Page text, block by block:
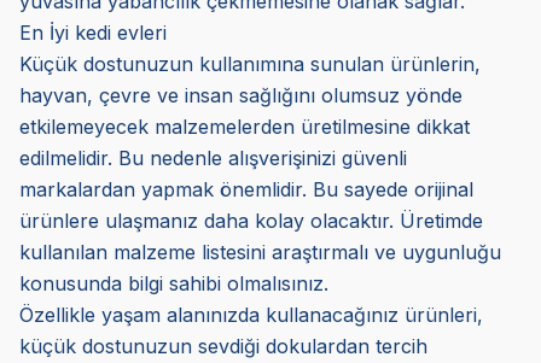
En İyi kedi evleri
Küçük dostunuzun kullanımına sunulan ürünlerin,
hayvan, çevre ve insan sağlığını olumsuz yönde
etkilemeyecek malzemelerden üretilmesine dikkat
edilmelidir. Bu nedenle alışverişinizi güvenli
markalardan yapmak önemlidir. Bu sayede orijinal
ürünlere ulaşmanız daha kolay olacaktır. Üretimde
kullanılan malzeme listesini araştırmalı ve uygunluğu
konusunda bilgi sahibi olmalısınız.
Özellikle yaşam alanınızda kullanacağınız ürünleri,
küçük dostunuzun sevdiği dokulardan tercih